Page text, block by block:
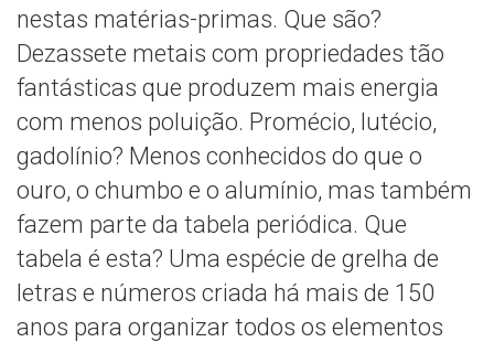
nestas matérias-primas. Que são?
Dezassete metais com propriedades tão
fantásticas que produzem mais energia
com menos poluição. Promécio, lutécio,
gadolínio? Menos conhecidos do que o
ouro, o chumbo e o alumínio, mas também
fazem parte da tabela periódica. Que
tabela é esta? Uma espécie de grelha de
letras e números criada há mais de 150
anos para organizar todos os elementos